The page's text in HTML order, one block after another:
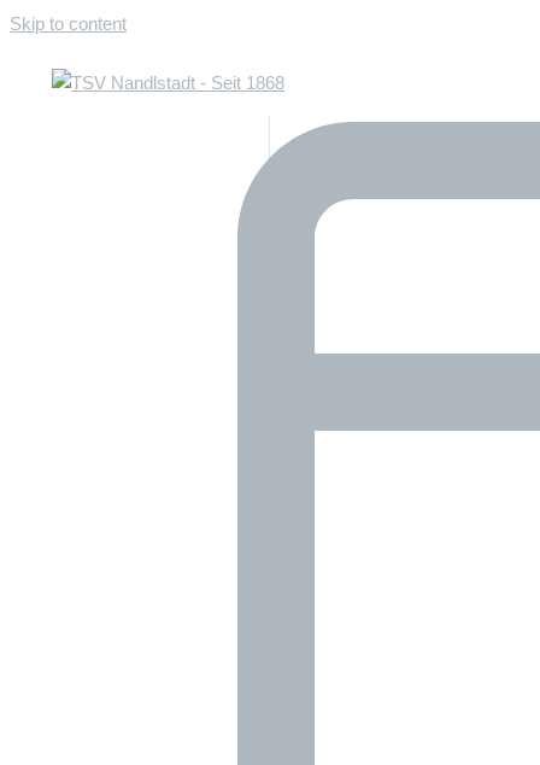
Skip to content